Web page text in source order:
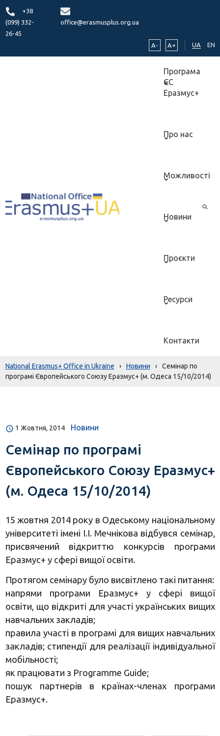
+38
(099) 332-
26-45
office@erasmusplus.org.ua
A- A+ UA EN
Програма
ЄС
Еразмус+
Про нас
Можливості
Новини
Проєкти
Ресурси
Контакти
National Erasmus+ Office in Ukraine › Новини ›
Семінар по
програмі Європейського Союзу Еразмус+ (м. Одеса 15/10/2014)
1 Жовтня, 2014 Новини
Семінар по програмі
Європейського Союзу Еразмус+
(м. Одеса 15/10/2014)
15 жовтня 2014 року в Одеському національному
університеті імені І.І. Мечнікова відбувся семінар,
присвячений відкриттю конкурсів програми
Еразмус+ у сфері вищої освіти.
Протягом семінару було висвітлено такі питання:
напрями програми Еразмус+ у сфері вищої
освіти, що відкриті для участі українських вищих
навчальних закладів;
правила участі в програмі для вищих навчальних
закладів; стипендії для реалізації індивідуальної
мобільності;
як працювати з Programme Guide;
пошук партнерів в країнах-членах програми
Еразмус+.